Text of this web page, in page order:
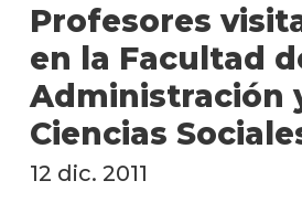
Profesores
en la Facultad
Administración
Ciencias
12 dic. 2011